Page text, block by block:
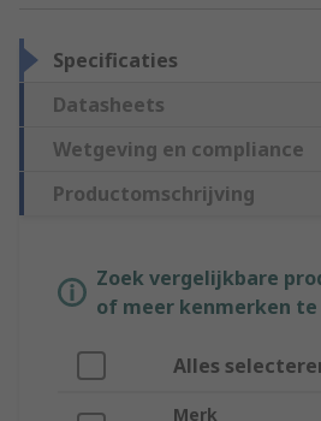
Specificaties
Datasheets
Wetgeving en compliance
Productomschrijving
Zoek vergelijkbare
of meer kenmerken
Alles
Merk